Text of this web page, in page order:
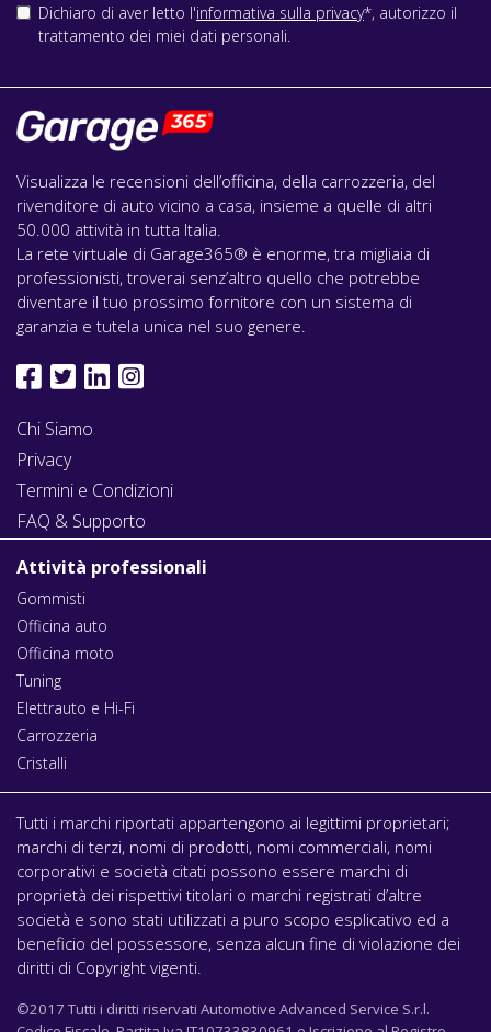
Dichiaro di aver letto l'informativa sulla privacy*, autorizzo il
trattamento dei miei dati personali.
Visualizza le recensioni dell’officina, della carrozzeria, del
rivenditore di auto vicino a casa, insieme a quelle di altri
50.000 attività in tutta Italia.
La rete virtuale di Garage365® è enorme, tra migliaia di
professionisti, troverai senz’altro quello che potrebbe
diventare il tuo prossimo fornitore con un sistema di
garanzia e tutela unica nel suo genere.
Chi Siamo
Privacy
Termini e Condizioni
FAQ & Supporto
Attività professionali
Gommisti
Officina auto
Officina moto
Tuning
Elettrauto e Hi-Fi
Carrozzeria
Cristalli
Tutti i marchi riportati appartengono ai legittimi proprietari;
marchi di terzi, nomi di prodotti, nomi commerciali, nomi
corporativi e società citati possono essere marchi di
proprietà dei rispettivi titolari o marchi registrati d’altre
società e sono stati utilizzati a puro scopo esplicativo ed a
beneficio del possessore, senza alcun fine di violazione dei
diritti di Copyright vigenti.
©2017 Tutti i diritti riservati Automotive Advanced Service S.r.l.